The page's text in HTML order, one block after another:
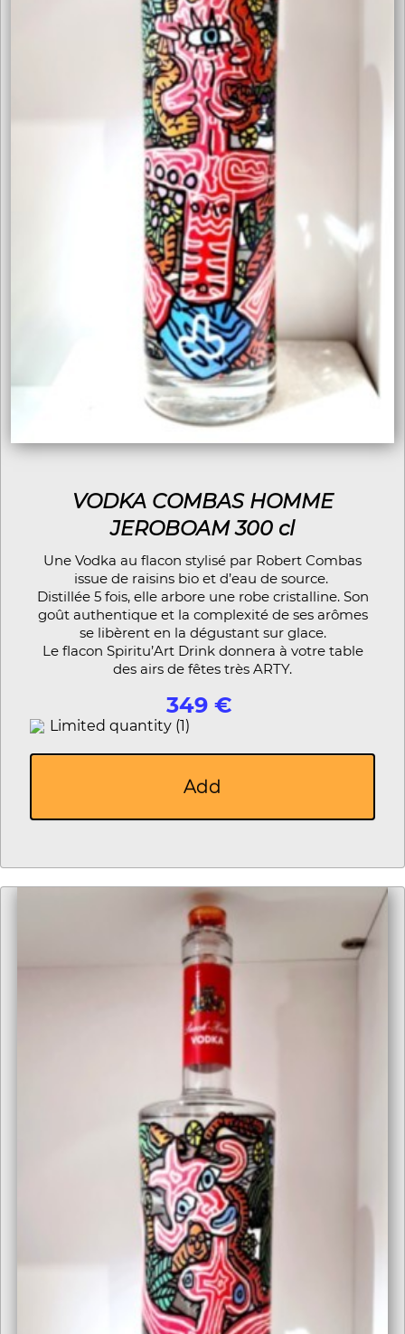
VODKA COMBAS HOMME
JEROBOAM 300 cl
Une Vodka au flacon stylisé par Robert Combas
issue de raisins bio et d’eau de source.
Distillée 5 fois, elle arbore une robe cristalline. Son
goût authentique et la complexité de ses arômes
se libèrent en la dégustant sur glace.
Le flacon Spiritu’Art Drink donnera à votre table
des airs de fêtes très ARTY.
349 €
Limited quantity (1)
Add